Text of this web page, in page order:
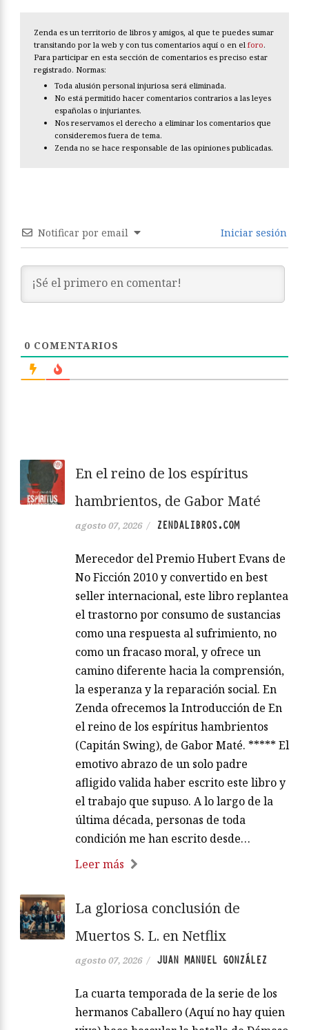
Zenda es un territorio de libros y amigos, al que te puedes sumar
transitando por la web y con tus comentarios aquí o en el foro.
Para participar en esta sección de comentarios es preciso estar
registrado. Normas:
Toda alusión personal injuriosa será eliminada.
No está permitido hacer comentarios contrarios a las leyes
españolas o injuriantes.
Nos reservamos el derecho a eliminar los comentarios que
consideremos fuera de tema.
Zenda no se hace responsable de las opiniones publicadas.
Notificar por email Iniciar sesión
0 COMENTARIOS
En el reino de los espíritus
hambrientos, de Gabor Maté
agosto 07, 2026 / ZENDALIBROS.COM
Merecedor del Premio Hubert Evans de
No Ficción 2010 y convertido en best
seller internacional, este libro replantea
el trastorno por consumo de sustancias
como una respuesta al sufrimiento, no
como un fracaso moral, y ofrece un
camino diferente hacia la comprensión,
la esperanza y la reparación social. En
Zenda ofrecemos la Introducción de En
el reino de los espíritus hambrientos
(Capitán Swing), de Gabor Maté. ***** El
emotivo abrazo de un solo padre
afligido valida haber escrito este libro y
el trabajo que supuso. A lo largo de la
última década, personas de toda
condición me han escrito desde…
Leer más
La gloriosa conclusión de
Muertos S. L. en Netflix
agosto 07, 2026 / JUAN MANUEL GONZÁLEZ
La cuarta temporada de la serie de los
hermanos Caballero (Aquí no hay quien